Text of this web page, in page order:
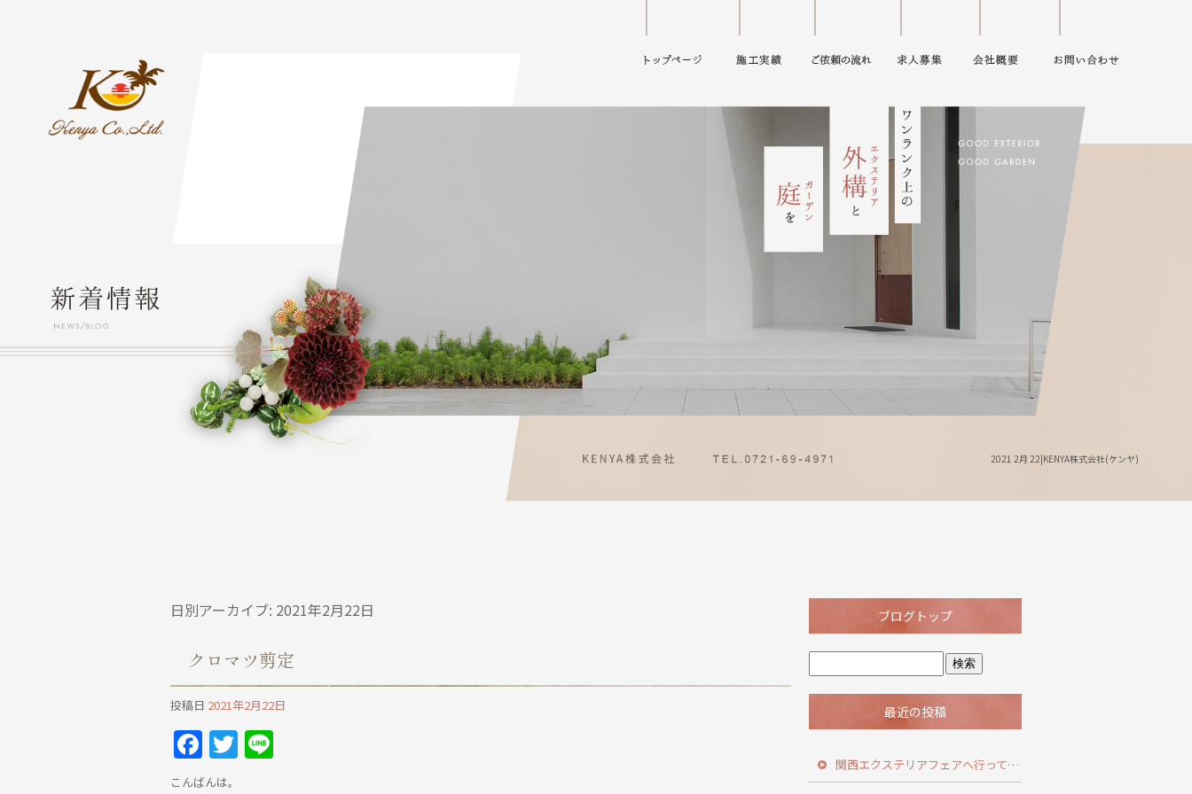
2021 2月 22|KENYA株式会社(ケンヤ)
日別アーカイブ: 2021年2月22日
クロマツ剪定
投稿日 2021年2月22日
Facebook
Twitter
こんばんは。
ブログトップ
最近の投稿
関西エクステリアフェアへ行ってきました